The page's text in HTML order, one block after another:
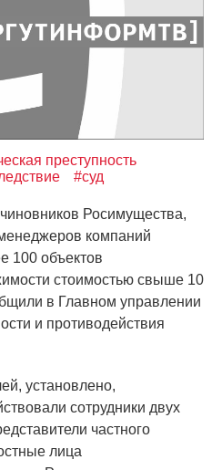
преступность
#суд
Росимущества,
компаний
100 объектов
стоимостью свыше 10
в Главном управлении
и противодействия
установлено,
сотрудники двух
частного
лица